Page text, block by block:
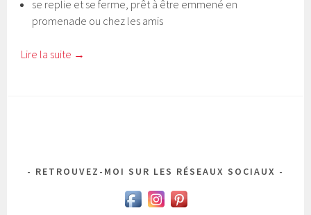
se replie et se ferme, prêt à être emmené en
promenade ou chez les amis
Lire la suite →
RETROUVEZ-MOI SUR LES RÉSEAUX SOCIAUX